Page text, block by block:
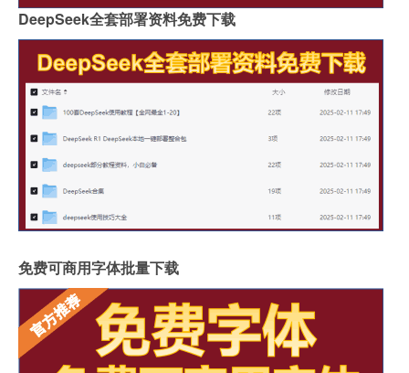
DeepSeek全套部署资料免费下载
免费可商用字体批量下载